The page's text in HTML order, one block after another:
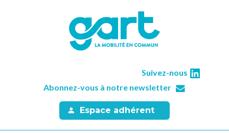
Suivez-nous
Abonnez-vous à notre newsletter
Espace adhérent